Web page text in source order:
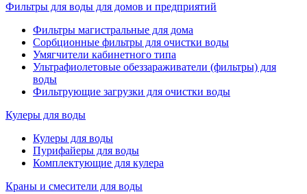
Фильтры для воды для домов и предприятий
Фильтры магистральные для дома
Сорбционные фильтры для очистки воды
Умягчители кабинетного типа
Ультрафиолетовые обеззараживатели (фильтры) для
воды
Фильтрующие загрузки для очистки воды
Кулеры для воды
Кулеры для воды
Пурифайеры для воды
Комплектующие для кулера
Краны и смесители для воды